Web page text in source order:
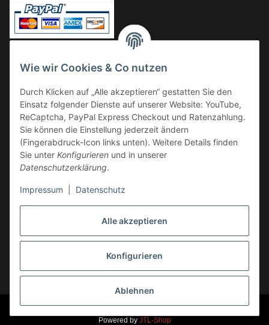
Alle akzeptieren
Konfigurieren
Ablehnen
Wie wir Cookies & Co nutzen
Durch Klicken auf „Alle akzeptieren“ gestatten Sie den
Einsatz folgender Dienste auf unserer Website: YouTube,
ReCaptcha, PayPal Express Checkout und Ratenzahlung.
Sie können die Einstellung jederzeit ändern
(Fingerabdruck-Icon links unten). Weitere Details finden
Sie unter Konfigurieren und in unserer
Datenschutzerklärung.
Impressum Datenschutz
Kauf auf Rechnung
VERSAND
Vertrag widerrufen
Powered by JTL-Shop